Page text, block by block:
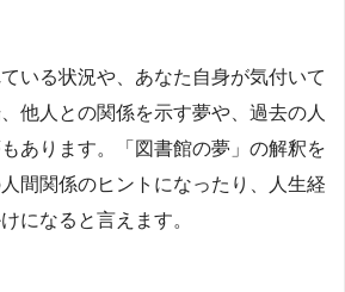
いる状況や、あなた自身が気付いて
他人との関係を示す夢や、過去の人
あります。「図書館の夢」の解釈を
間関係のヒントになったり、人生経
になると言えます。